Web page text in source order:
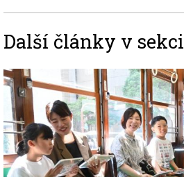
Další články v sekci
Image